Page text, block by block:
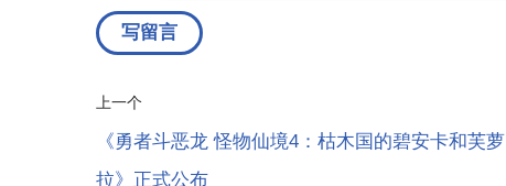
上一个
《勇者斗恶龙 怪物仙境4：枯木国的碧安卡和芙萝
拉》正式公布